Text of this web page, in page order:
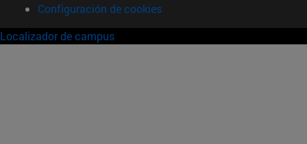
Configuración de cookies
Localizador de campus